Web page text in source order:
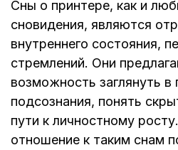
Сны о принтере, как и
сновидения, являются
внутреннего состояния,
стремлений. Они
возможность заглянуть в
подсознания, понять
пути к личностному
отношение к таким снам